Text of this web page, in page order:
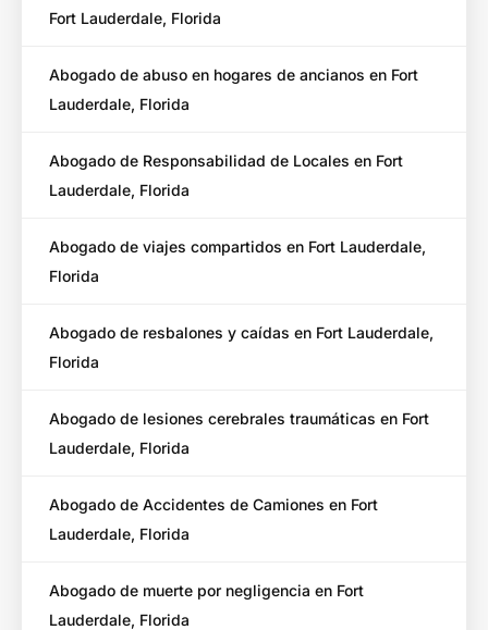
Fort Lauderdale, Florida
Abogado de abuso en hogares de ancianos en Fort
Lauderdale, Florida
Abogado de Responsabilidad de Locales en Fort
Lauderdale, Florida
Abogado de viajes compartidos en Fort Lauderdale,
Florida
Abogado de resbalones y caídas en Fort Lauderdale,
Florida
Abogado de lesiones cerebrales traumáticas en Fort
Lauderdale, Florida
Abogado de Accidentes de Camiones en Fort
Lauderdale, Florida
Abogado de muerte por negligencia en Fort
Lauderdale, Florida